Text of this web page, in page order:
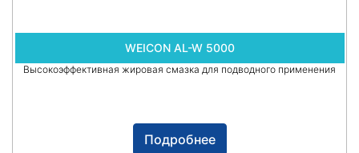
WEICON AL-W 5000
Высокоэффективная жировая смазка для подводного применения
Подробнее